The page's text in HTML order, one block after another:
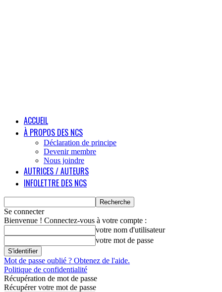
ACCUEIL
À PROPOS DES NCS
Déclaration de principe
Devenir membre
Nous joindre
AUTRICES / AUTEURS
INFOLETTRE DES NCS
Se connecter
Bienvenue ! Connectez-vous à votre compte :
votre nom d'utilisateur
votre mot de passe
Mot de passe oublié ? Obtenez de l'aide.
Politique de confidentialité
Récupération de mot de passe
Récupérer votre mot de passe